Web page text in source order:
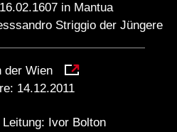
in Mantua
Striggio der Jüngere
der Wien
14.12.2011
Ivor Bolton